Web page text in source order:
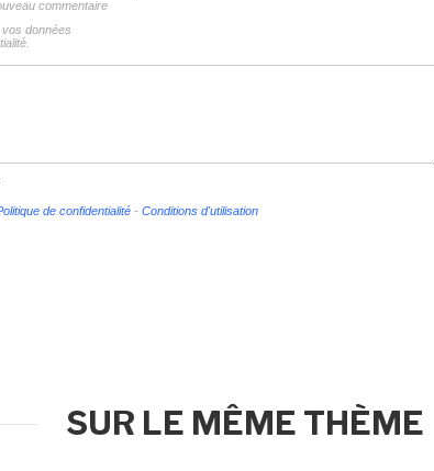
commentaire
données
de confidentialité - Conditions d'utilisation
SUR LE MÊME THÈME